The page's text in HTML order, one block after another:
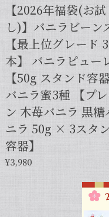
2025/
発送が早くて助か
たので、次回の発注
この度は
誠にあり
るブルボ
せ。今後
申し上げ
【2026年福袋(お試
し)】バニラビーン
【最上位グレード 3
本】 バニラピュー
【50g スタンド容器
バニラ蜜3種 【プ
ン 木苺バニラ 黒糖
ニラ 50g × 3スタ
容器】
¥3,980